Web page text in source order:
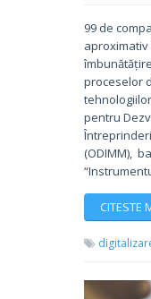
99 de
aproximativ
proceselor
pentru
(ODIMM),
CITESTE